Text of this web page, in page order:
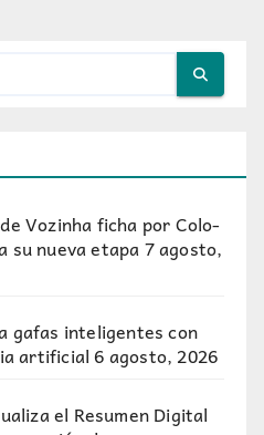
Vozinha ficha por Colo-
su nueva etapa7 agosto,
gafas inteligentes con
artificial 6 agosto, 2026
el Resumen Digital